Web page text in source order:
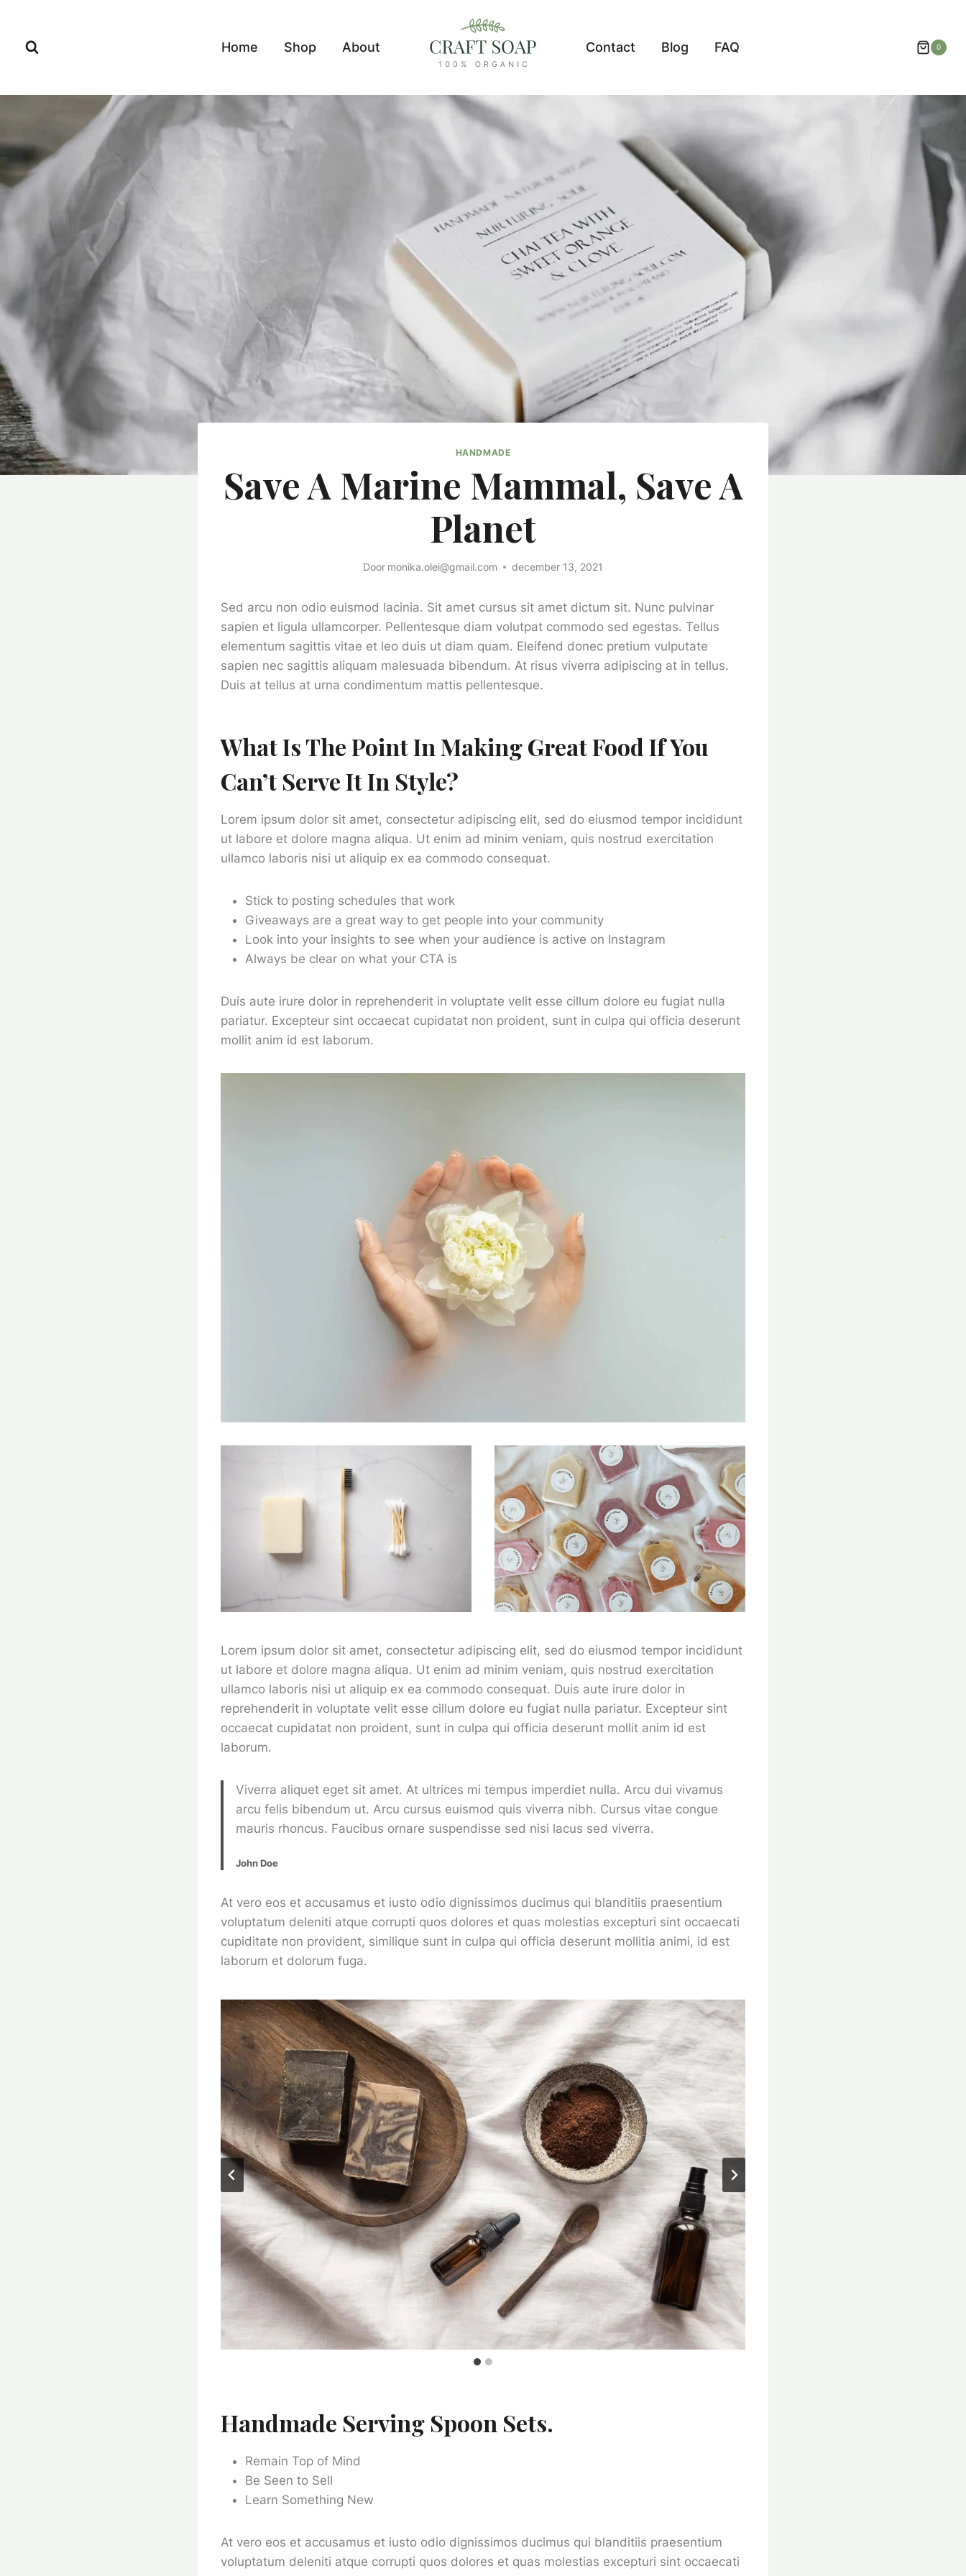
inhoud
Home Shop About Contact Blog FAQ 0
HANDMADE
Save A Marine Mammal, Save A
Planet
Door monika.olei@gmail.com december 13, 2021
Sed arcu non odio euismod lacinia. Sit amet cursus sit amet dictum sit. Nunc pulvinar
sapien et ligula ullamcorper. Pellentesque diam volutpat commodo sed egestas. Tellus
elementum sagittis vitae et leo duis ut diam quam. Eleifend donec pretium vulputate
sapien nec sagittis aliquam malesuada bibendum. At risus viverra adipiscing at in tellus.
Duis at tellus at urna condimentum mattis pellentesque.
What Is The Point In Making Great Food If You
Can’t Serve It In Style?
Lorem ipsum dolor sit amet, consectetur adipiscing elit, sed do eiusmod tempor incididunt
ut labore et dolore magna aliqua. Ut enim ad minim veniam, quis nostrud exercitation
ullamco laboris nisi ut aliquip ex ea commodo consequat.
Stick to posting schedules that work
Giveaways are a great way to get people into your community
Look into your insights to see when your audience is active on Instagram
Always be clear on what your CTA is
Duis aute irure dolor in reprehenderit in voluptate velit esse cillum dolore eu fugiat nulla
pariatur. Excepteur sint occaecat cupidatat non proident, sunt in culpa qui officia deserunt
mollit anim id est laborum.
Lorem ipsum dolor sit amet, consectetur adipiscing elit, sed do eiusmod tempor incididunt
ut labore et dolore magna aliqua. Ut enim ad minim veniam, quis nostrud exercitation
ullamco laboris nisi ut aliquip ex ea commodo consequat. Duis aute irure dolor in
reprehenderit in voluptate velit esse cillum dolore eu fugiat nulla pariatur. Excepteur sint
occaecat cupidatat non proident, sunt in culpa qui officia deserunt mollit anim id est
laborum.
Viverra aliquet eget sit amet. At ultrices mi tempus imperdiet nulla. Arcu dui vivamus
arcu felis bibendum ut. Arcu cursus euismod quis viverra nibh. Cursus vitae congue
mauris rhoncus. Faucibus ornare suspendisse sed nisi lacus sed viverra.
John Doe
At vero eos et accusamus et iusto odio dignissimos ducimus qui blanditiis praesentium
voluptatum deleniti atque corrupti quos dolores et quas molestias excepturi sint occaecati
cupiditate non provident, similique sunt in culpa qui officia deserunt mollitia animi, id est
laborum et dolorum fuga.
Handmade Serving Spoon Sets.
Remain Top of Mind
Be Seen to Sell
Learn Something New
At vero eos et accusamus et iusto odio dignissimos ducimus qui blanditiis praesentium
voluptatum deleniti atque corrupti quos dolores et quas molestias excepturi sint occaecati